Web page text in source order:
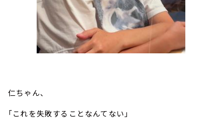
仁ちゃん、
「これを失敗することなんてない」